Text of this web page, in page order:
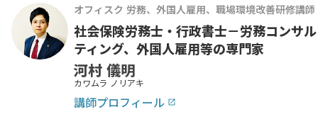
オフィスク 労務、外国人雇用、職場環境改善研修講師
社会保険労務士・行政書士－労務コンサル
ティング、外国人雇用等の専門家
河村 儀明
カワムラ ノリアキ
講師プロフィール launch